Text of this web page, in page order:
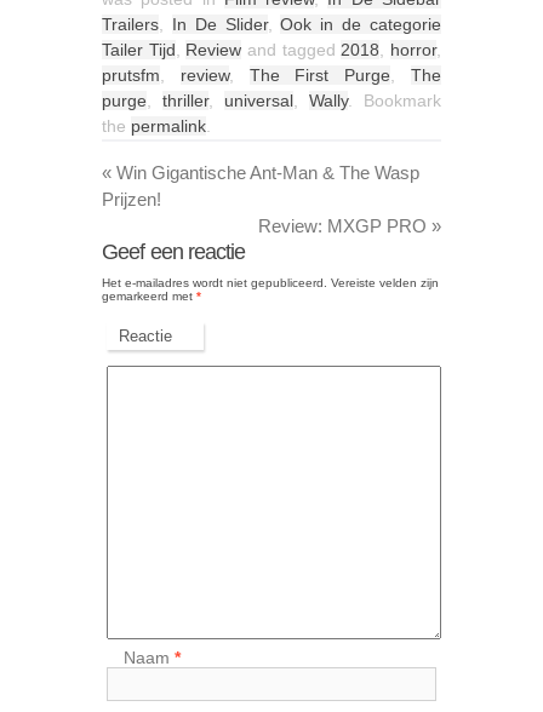
Trailers
In De Slider,Ook in de categorie
Tailer Tijd
Review and tagged 2018 horror,
prutsfm
review, The First Purge ,The
purge
thriller, universal Wally. Bookmark
the permalink
« Win Gigantische Ant-Man & The Wasp
Prijzen!
Review: MXGP PRO »
Geef een reactie
Het e-mailadres wordt niet gepubliceerd.
Vereiste velden zijn
gemarkeerd met *
Reactie
Naam*